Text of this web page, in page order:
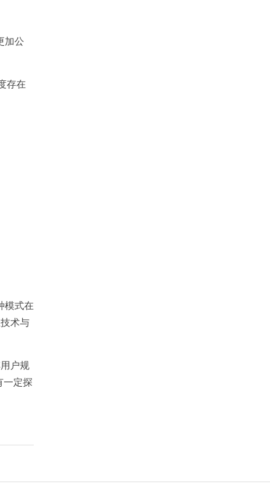
加公
存在
模式在
术与
户规
一定探